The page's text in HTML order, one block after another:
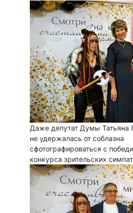
Даже депутат Думы Татьяна
не удержалась от соблазна
сфотографироваться с
конкурса зрительских